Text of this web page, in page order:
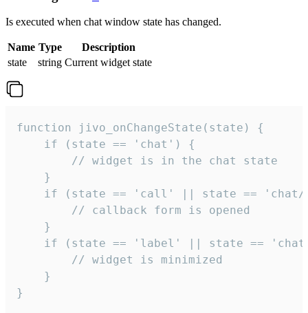
Is executed when chat window state has changed.
Name Type
Description
state
string Current widget state
function jivo_onChangeState(state) {
    if (state == 'chat') {
        // widget is in the chat state
    }
if (state == 'call' || state ==
        // callback form is opened
    }
if (state == 'label' || state ==
        // widget is minimized
    }
}